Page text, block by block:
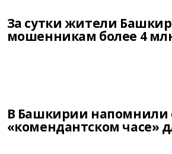
За сутки жители
мошенникам более 4
В Башкирии напомнили
«комендантском часе»